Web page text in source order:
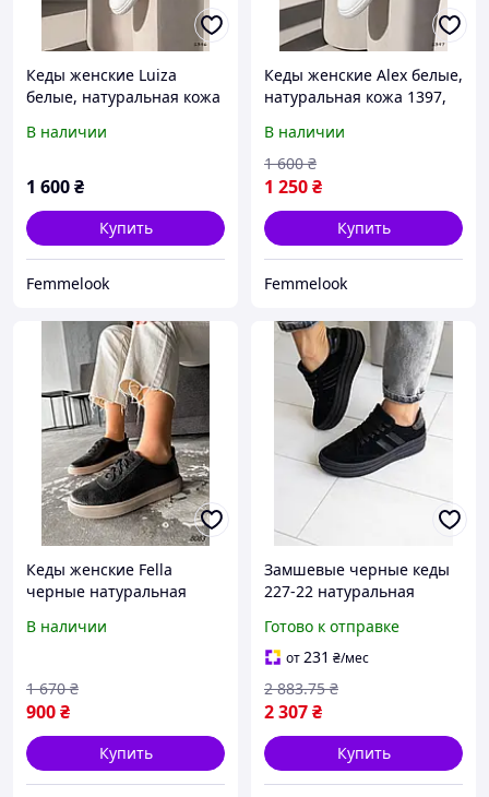
Кеды женские Luiza
белые, натуральная кожа
В наличии
1 600₴
Купить
Femmelook
Кеды женские Alex белые,
натуральная кожа 1397,
В наличии
1 250₴
1 600 ₴
Купить
Femmelook
Кеды женские Fella
черные натуральная
40
В наличии
900₴
1 670 ₴
Купить
Замшевые черные кеды
227-22 натуральная
производство Украина
размеры 36-40
Готово к отправке
от231 ₴/мес
2 307₴
2 883.75 ₴
Купить